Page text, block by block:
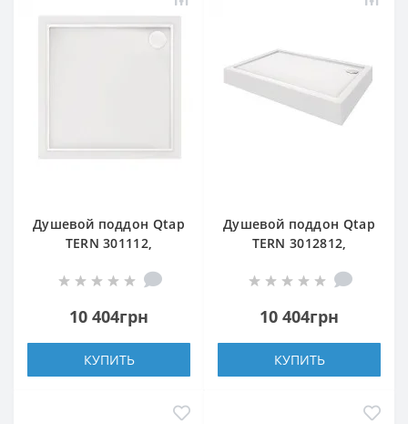
Душевой поддон Qtap
TERN 301112,
100x100x12,
диаметр слива 90 мм
10 404грн
КУПИТЬ
Душевой поддон Qtap
TERN 3012812,
120x80x12, акриловый
слива 90 мм
10 404грн
КУПИТЬ